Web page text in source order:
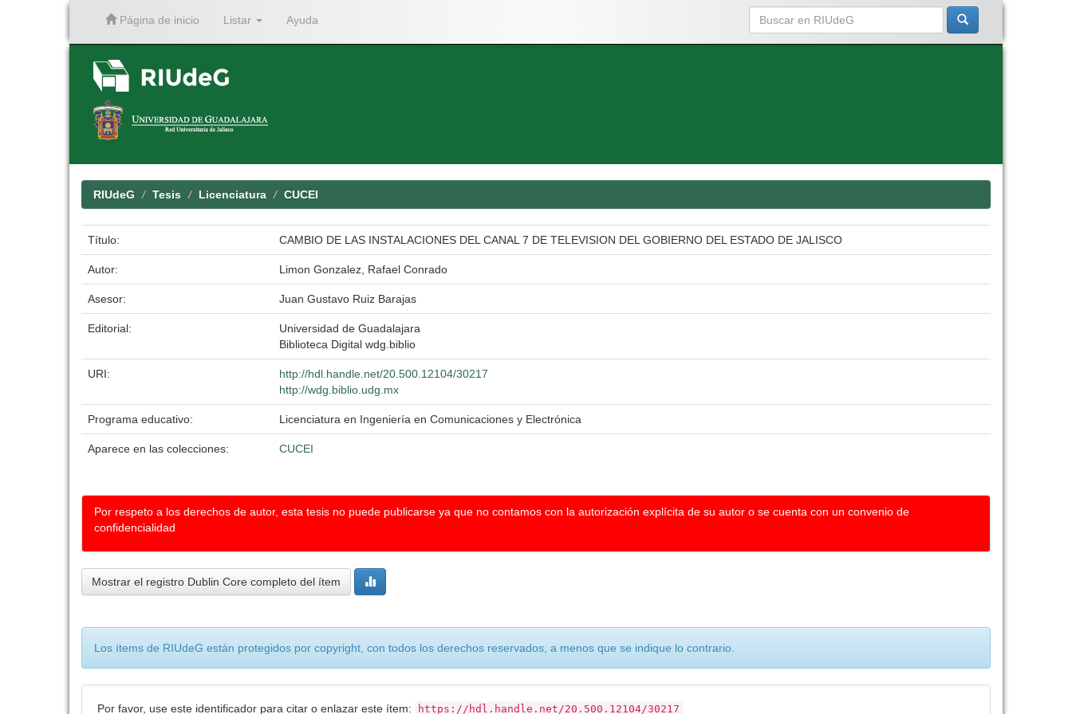
Página de inicio Listar Ayuda
RIUdeG Tesis Licenciatura CUCEI
Título: CAMBIO DE LAS INSTALACIONES DEL CANAL 7 DE TELEVISION DEL GOBIERNO DEL ESTADO DE JALISCO
Autor: Limon Gonzalez, Rafael Conrado
Asesor: Juan Gustavo Ruiz Barajas
Editorial:
Universidad de Guadalajara
Biblioteca Digital wdg.biblio
URI:
http://hdl.handle.net/20.500.12104/30217
http://wdg.biblio.udg.mx
Programa educativo: Licenciatura en Ingeniería en Comunicaciones y Electrónica
Aparece en las colecciones: CUCEI
Por respeto a los derechos de autor, esta tesis no puede publicarse ya que no contamos con la autorización explícita de su autor o se cuenta con un convenio de
confidencialidad
Mostrar el registro Dublin Core completo del ítem
Los ítems de RIUdeG están protegidos por copyright, con todos los derechos reservados, a menos que se indique lo contrario.
Por favor, use este identificador para citar o enlazar este ítem: https://hdl.handle.net/20.500.12104/30217